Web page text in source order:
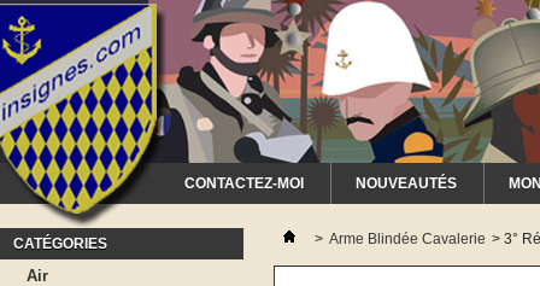
CONTACTEZ-MOI NOUVEAUTÉS
CATÉGORIES
Air
> Arme Blindée Cavalerie > 3°